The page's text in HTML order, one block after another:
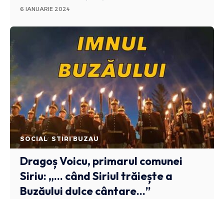
6 IANUARIE 2024
SOCIAL STIRI BUZAU
Dragoș Voicu, primarul comunei
Siriu: „… când Siriul trăiește a
Buzăului dulce cântare…”